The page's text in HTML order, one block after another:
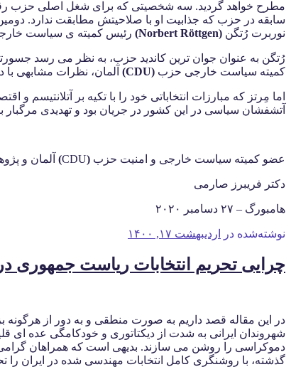
مطرح خواهد گردید. سه شخصیتی که برای شغل اصلی حزب
سابقه در حزب که جذابیت او با صلاحیتش مطابقت ندارد.
نوربرت رُتگن (Norbert Röttgen) رئیس کمیته ی سیاست
رُتگن به عنوان جوان ترین کاندید حزب، به نظر می رسد
کمیته سیاست خارجی حزب (
CDU
) آلمان، نظرات مشابهی با
اما مِرتز که مبارزات انتخاباتی خود را با تکیه بر
آتشفشان سیاسی در این کشور در جریان بود و تهدیدی
عضو کمیته سیاست خارجی و امنیت حزب (
CDU
) آلمان و
دکتر فریبرز صارمی
هامبورگ – ۲۷ دسامبر ۲۰۲۰
نوشته‌شده در اردیبهشت ۱۷, ۱۴۰۰
چرایی تحریم انتخابات ریاست جمهوری در
در این مقاله قصد داریم به صورت منطقی و به دور از هرگونه
شهروندان ایرانی به شدت از دیکتاتوری و خودکامگی عده ای
دموکراسی را روشن می سازند. بدیهی است که همراهان گرامی
گذشته، با روشنگری کامل انتخابات مهندسی شده در ایران